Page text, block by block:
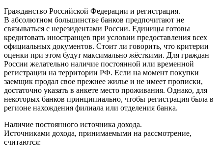
Гражданство Российской Федерации и регистрация.
В абсолютном большинстве банков предпочитают не
связываться с нерезидентами России. Единицы готовы
кредитовать иностранцев при условии предоставления всех
официальных документов. Стоит ли говорить, что критерии
оценки при этом будут максимально жёсткими. Для граждан
России желательно наличие постоянной или временной
регистрации на территории РФ. Если на момент покупки
заемщик продал свое прежнее жилье и не имеет прописки,
достаточно указать в анкете место проживания. Однако, для
некоторых банков принципиально, чтобы регистрация была в
регионе нахождения филиала или отделения банка.
Наличие постоянного источника дохода.
Источниками дохода, принимаемыми на рассмотрение,
считаются: